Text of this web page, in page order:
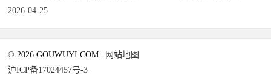
2026-04-25
© 2026 GOUWUYI.COM |
网站地图
沪ICP备17024457号-3